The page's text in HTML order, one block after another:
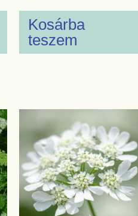
Kosárba
teszem